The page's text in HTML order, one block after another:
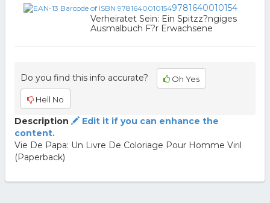
9781640010154
Verheiratet Sein: Ein Spitzz?ngiges
Ausmalbuch F?r Erwachsene
Do you find this info accurate? Oh Yes
Hell No
Description
Edit it if you can enhance the
content.
Vie De Papa: Un Livre De Coloriage Pour Homme Viril
(Paperback)